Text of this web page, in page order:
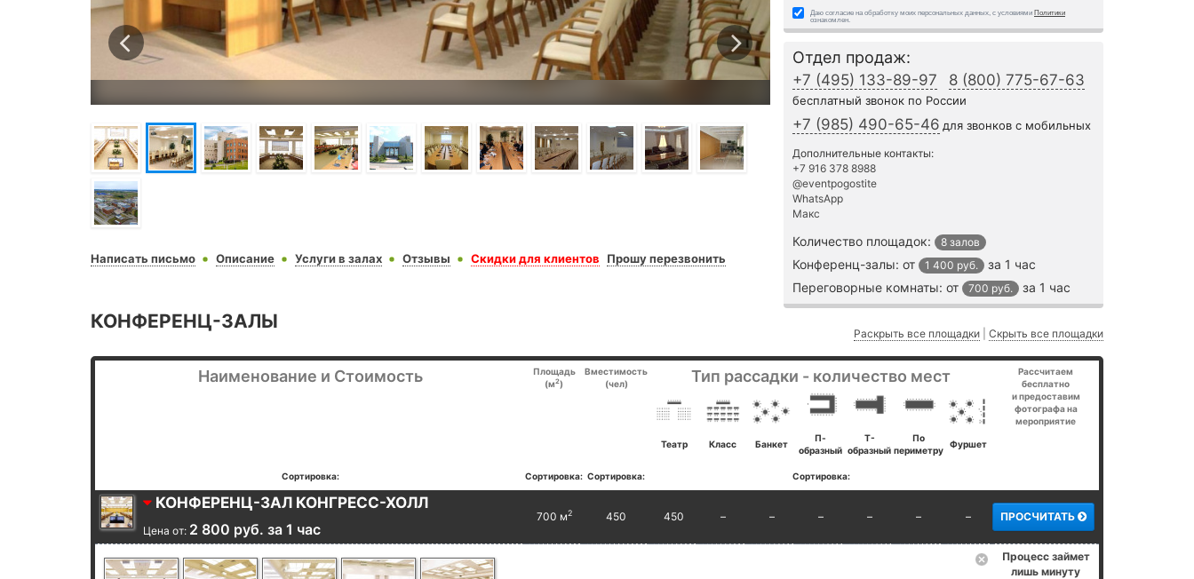
Написать письмо Описание Услуги в залах Отзывы Скидки для клиентов Прошу перезвонить
Даю согласие на обработку моих персональных данных, с условиями Политики
ознакомлен.
Отдел продаж:
+7 (495) 133-89-97 8 (800) 775-67-63
бесплатный звонок по России
+7 (985) 490-65-46 для звонков с мобильных
Дополнительные контакты:
+7 916 378 8988
@eventpogostite
WhatsApp
Макс
Количество площадок: 8 залов
Конференц-залы: от 1 400 руб.
за 1 час
Переговорные комнаты: от 700 руб. за 1 час
КОНФЕРЕНЦ-ЗАЛЫ
Раскрыть все площадки Скрыть все площадки
Наименование и Стоимость
Площадь
(м2)
Вместимость
(чел)
Тип рассадки - количество мест
Рассчитаем
бесплатно
и предоставим
фотографа на
мероприятие
Театр Класс Банкет
П-
образный
Т-
образный
По
периметру
Фуршет
Сортировка: Сортировка: Сортировка: Сортировка:
КОНФЕРЕНЦ-ЗАЛ КОНГРЕСС-ХОЛЛ
Цена от: 2 800 руб. за 1 час
700 м2 450 450 – – – – – – ПРОСЧИТАТЬ
Процесс займет
лишь минуту